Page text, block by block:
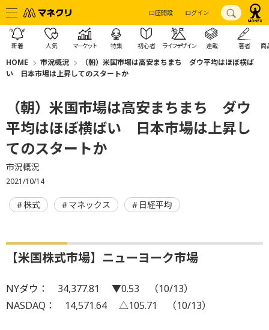
口座開設 ログイン
新着 人気 マーケット 特集 初心者 ライフデザイン 連載 著者 商
HOME 市況概況
（朝）米国市場は高安まちまち ダウ平均はほぼ横ば
い 日本市場は上昇してのスタートか
（朝）米国市場は高安まちまち ダウ
平均はほぼ横ばい 日本市場は上昇し
てのスタートか
市況概況
2021/10/14
株式 マネックス 日経平均
【米国株式市場】ニューヨーク市場
NYダウ： 34,377.81 ▼0.53 （10/13）
NASDAQ： 14,571.64 △105.71 （10/13）